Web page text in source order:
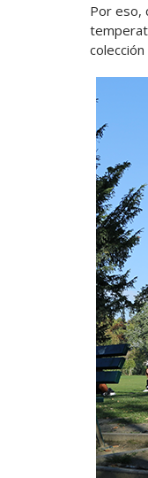
Por eso,
colección